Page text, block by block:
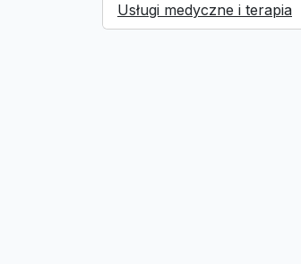
Usługi medyczne i terapia